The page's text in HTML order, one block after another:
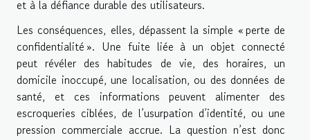
et à la défiance durable des utilisateurs.
Les conséquences, elles, dépassent la simple « perte de
confidentialité ». Une fuite liée à un objet connecté
peut révéler des habitudes de vie, des horaires, un
domicile inoccupé, une localisation, ou des données de
santé, et ces informations peuvent alimenter des
escroqueries ciblées, de l’usurpation d’identité, ou une
pression commerciale accrue. La question n’est donc